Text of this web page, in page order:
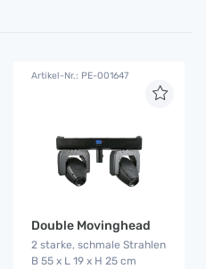
Artikel-Nr.: PE-001647
Double Movinghead
2 starke, schmale Strahlen
B 55 x L 19 x H 25 cm